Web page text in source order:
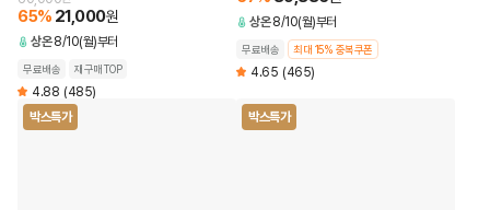
65% 21,000원
상온 8/10(월)부터
무료배송 재구매TOP
4.88 (485)
상온 8/10(월)부터
무료배송 최대 15% 중복쿠폰
4.65 (465)
박스특가 박스특가